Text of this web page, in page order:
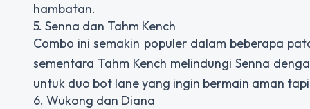
hambatan.
5. Senna dan Tahm Kench
Combo ini semakin populer dalam beberapa
sementara Tahm Kench melindungi Senna
untuk duo bot lane yang ingin bermain aman
6. Wukong dan Diana